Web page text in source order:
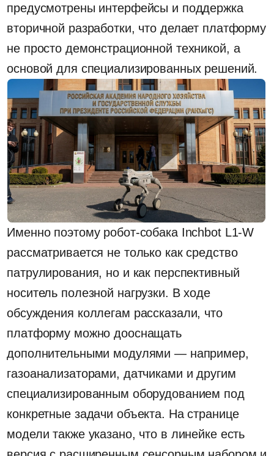
обсуждения коллегам рассказали, что
платформу можно дооснащать
газоанализаторами, датчиками и другим
специализированным оборудованием под
конкретные задачи объекта. На странице
модели также указано, что в линейке есть
версия с расширенным сенсорным набором и
инструментами для SLAM и автономной
навигации, включая лидар, камеру глубины,
GNSS RTK и 5G, что особенно актуально для
сложных сценариев мониторинга.
В результате испытаний стало понятно:
робот-собака Inchbot L1-W — это уже не
просто эффектная технологическая новинка,
мониторинга территории. Там, где человеку
нужен постоянный обход, внимание к
обстановке и возможность быстро получить
данные с места, робот может взять на себя